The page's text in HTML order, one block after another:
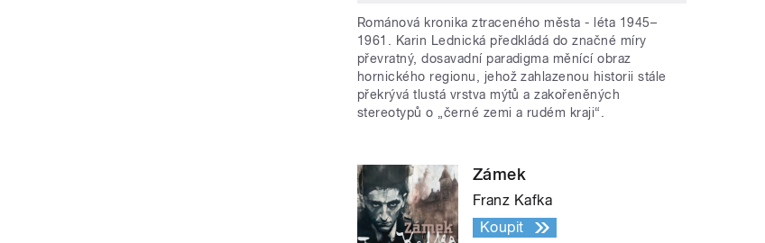
Románová kronika ztraceného města - léta 1945–
1961. Karin Lednická předkládá do značné míry
převratný, dosavadní paradigma měnící obraz
hornického regionu, jehož zahlazenou historii stále
překrývá tlustá vrstva mýtů a zakořeněných
stereotypů o „černé zemi a rudém kraji“.
Zámek
Franz Kafka
Koupit